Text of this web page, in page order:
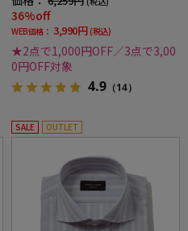
春夏
36%off
WEB価格： 3,990円 (税込)
★2点で1,000円OFF／3点で3,00
0円OFF対象
4.9 （14）
SALE OUTLET